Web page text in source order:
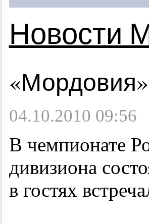
Новости
04.10.2010 09:56
В чемпионате
дивизиона
в гостях